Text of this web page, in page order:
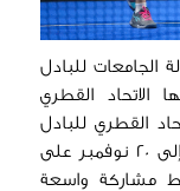
الجامعات للبادل
التي ينظمها الاتحاد القطري
القطري للبادل
ومؤسسة قطر، وذلك خلال الفترة من 17 إلى 20 نوفمبر على
مشاركة واسعة